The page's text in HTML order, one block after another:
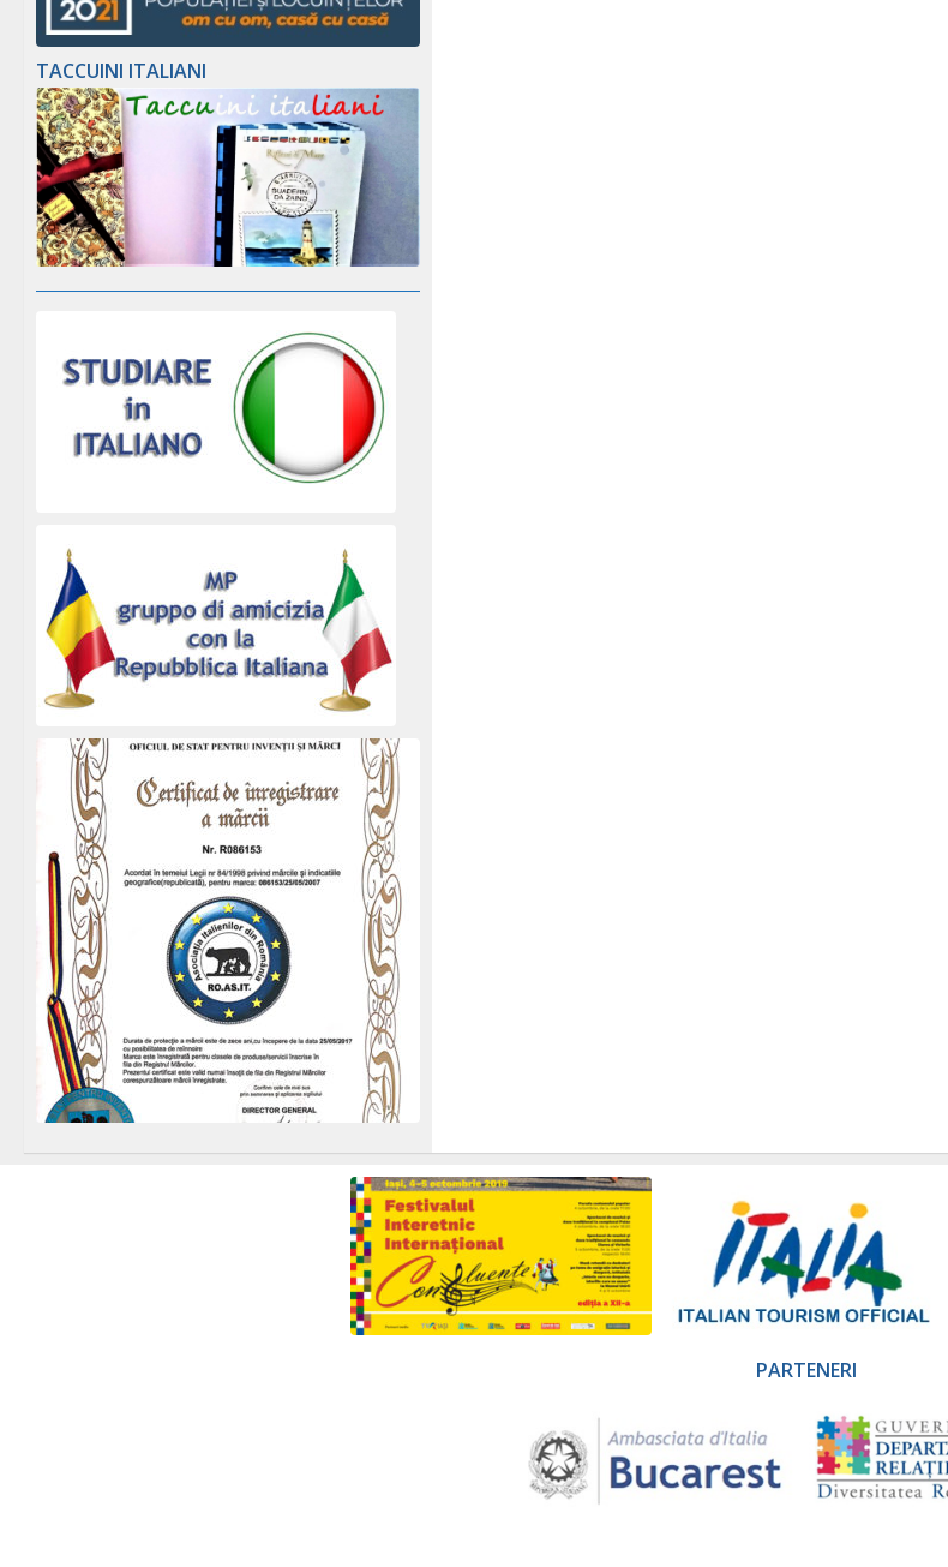
TACCUINI ITALIANI
PARTENERI